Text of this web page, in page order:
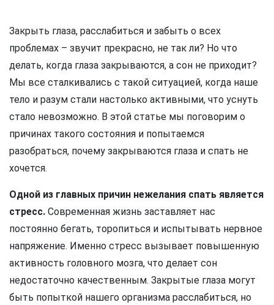
Закрыть глаза, расслабиться и забыть о всех
проблемах – звучит прекрасно, не так ли? Но что
делать, когда глаза закрываются, а сон не приходит?
Мы все сталкивались с такой ситуацией, когда наше
тело и разум стали настолько активными, что уснуть
стало невозможно. В этой статье мы поговорим о
причинах такого состояния и попытаемся
разобраться, почему закрываются глаза и спать не
хочется.
Одной из главных причин нежелания спать является
стресс. Современная жизнь заставляет нас
постоянно бегать, торопиться и испытывать нервное
напряжение. Именно стресс вызывает повышенную
активность головного мозга, что делает сон
недостаточно качественным. Закрытые глаза могут
быть попыткой нашего организма расслабиться, но